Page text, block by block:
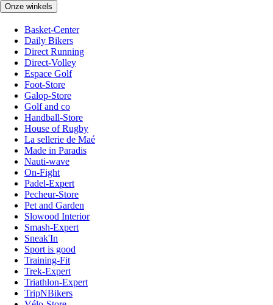
Onze winkels
Basket-Center
Daily Bikers
Direct Running
Direct-Volley
Espace Golf
Foot-Store
Galop-Store
Golf and co
Handball-Store
House of Rugby
La sellerie de Maé
Made in Paradis
Nauti-wave
On-Fight
Padel-Expert
Pecheur-Store
Pet and Garden
Slowood Interior
Smash-Expert
Sneak'In
Sport is good
Training-Fit
Trek-Expert
Triathlon-Expert
TripNBikers